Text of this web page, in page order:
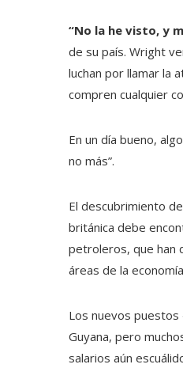
“No la he visto, y
de su país. Wright
luchan por llamar la
compren cualquier
En un día bueno,
no más”.
El descubrimiento
británica debe
petroleros, que han
áreas de la
Los nuevos
Guyana, pero
salarios aún